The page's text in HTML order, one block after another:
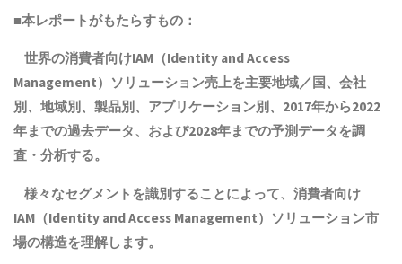
■本レポートがもたらすもの：
世界の消費者向けIAM（Identity and Access
Management）ソリューション売上を主要地域／国、会社
別、地域別、製品別、アプリケーション別、2017年から2022
年までの過去データ、および2028年までの予測データを調
査・分析する。
様々なセグメントを識別することによって、消費者向け
IAM（Identity and Access Management）ソリューション市
場の構造を理解します。